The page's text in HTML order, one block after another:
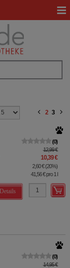
2 3
0
12,99 €
10,39 €
2,60 €(20%)
41,56 €pro 1 l
Details
0
14,95 €